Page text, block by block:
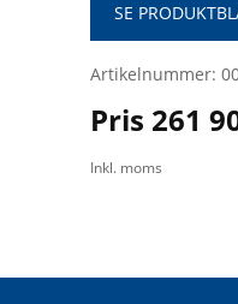
SE
Artikelnummer:
Pris 261
Inkl. moms